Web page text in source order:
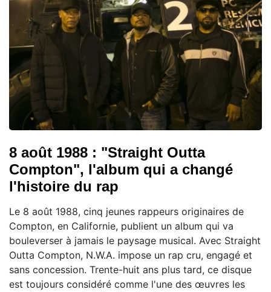
8 août 1988 : "Straight Outta
Compton", l'album qui a changé
l'histoire du rap
Le 8 août 1988, cinq jeunes rappeurs originaires de
Compton, en Californie, publient un album qui va
bouleverser à jamais le paysage musical. Avec Straight
Outta Compton, N.W.A. impose un rap cru, engagé et
sans concession. Trente-huit ans plus tard, ce disque
est toujours considéré comme l'une des œuvres les